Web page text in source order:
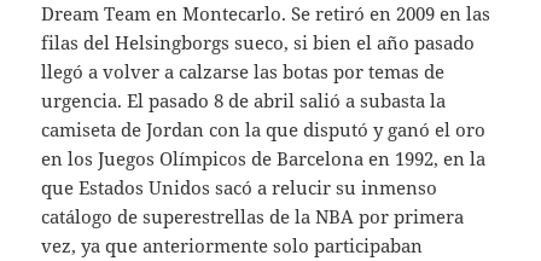
Dream Team en Montecarlo. Se retiró en 2009 en las
filas del Helsingborgs sueco, si bien el año pasado
llegó a volver a calzarse las botas por temas de
urgencia. El pasado 8 de abril salió a subasta la
camiseta de Jordan con la que disputó y ganó el oro
en los Juegos Olímpicos de Barcelona en 1992, en la
que Estados Unidos sacó a relucir su inmenso
catálogo de superestrellas de la NBA por primera
vez, ya que anteriormente solo participaban